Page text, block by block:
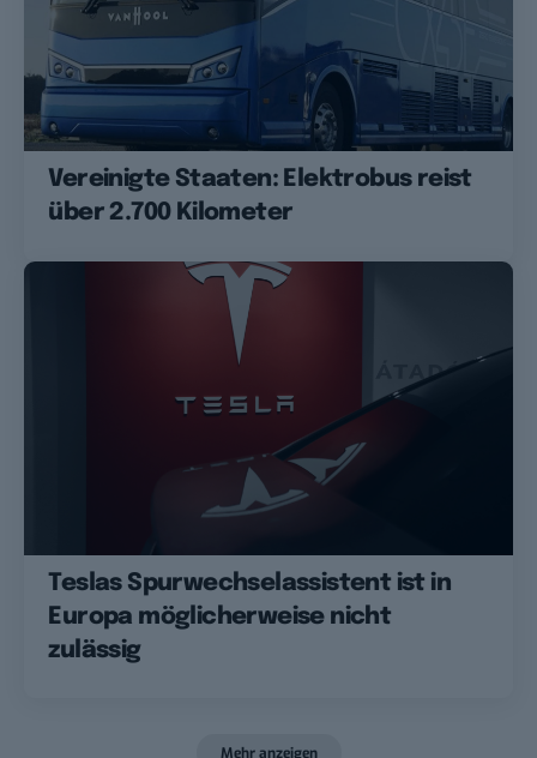
Vereinigte Staaten: Elektrobus reist
über 2.700 Kilometer
Teslas Spurwechselassistent ist in
Europa möglicherweise nicht
zulässig
Mehr anzeigen